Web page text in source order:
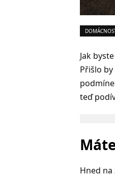
Jak
Přišlo
teď
Hned